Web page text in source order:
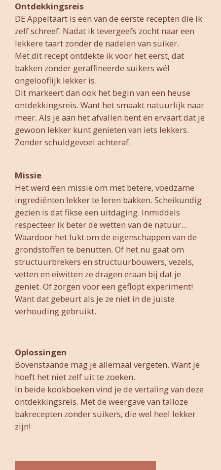
Ontdekkingsreis
DE Appeltaart is een van de eerste recepten die ik
zelf schreef. Nadat ik tevergeefs zocht naar een
lekkere taart zonder de nadelen van suiker.
Met dit recept ontdekte ik voor het eerst, dat
bakken zonder geraffineerde suikers wél
ongelooflijk lekker is.
Dit markeert dan ook het begin van een heuse
ontdekkingsreis. Want het smaakt natuurlijk naar
meer. Als je aan het afvallen bent en ervaart dat je
gewoon lekker kunt genieten van iets lekkers.
Zonder schuldgevoel achteraf.
Missie
Het werd een missie om met betere, voedzame
ingrediënten lekker te leren bakken. Scheikundig
gezien is dat fikse een uitdaging. Inmiddels
respecteer ik beter de wetten van de natuur...
Waardoor het lukt om de eigenschappen van de
grondstoffen te benutten. Of het nu gaat om
structuurbrekers en structuurbouwers, vezels,
vetten en eiwitten ze dragen eraan bij dat je
geniet. Of zorgen voor een geflopt experiment!
Want dat gebeurt als je ze niet in de juiste
verhouding gebruikt.
Oplossingen
Bovenstaande mag je allemaal vergeten. Want je
hoeft het niet zelf uit te zoeken.
In beide kookboeken vind je de vertaling van deze
ontdekkingsreis. Met de weergave van talloze
bakrecepten zonder suikers, die wel heel lekker
zijn!